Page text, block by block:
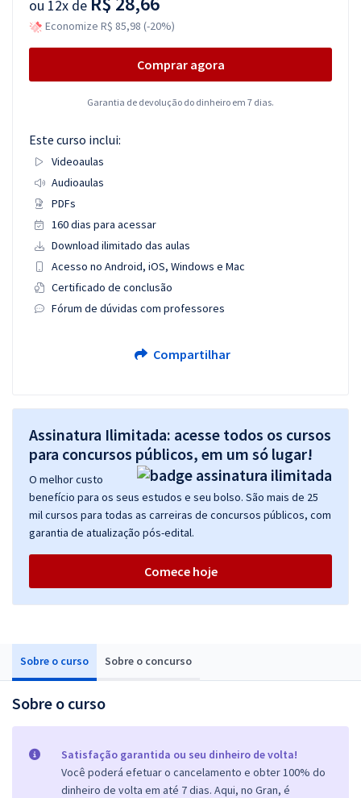
Sobre o curso Sobre o concurso
Sobre o curso
Satisfação garantida ou seu dinheiro de volta!
Você poderá efetuar o cancelamento e obter 100% do
dinheiro de volta em até 7 dias. Aqui, no Gran, é
ou 12x de
Economize R$ 85,98 (-20%)
Comprar agora
Garantia de devolução do dinheiro em 7 dias.
Este curso inclui:
Videoaulas
Audioaulas
PDFs
160 dias para acessar
Download ilimitado das aulas
Acesso no Android, iOS, Windows e Mac
Certificado de conclusão
Fórum de dúvidas com professores
Compartilhar
Assinatura Ilimitada: acesse todos os cursos
para concursos públicos, em um só lugar!
O melhor custo
benefício para os seus estudos e seu bolso. São mais de 25
mil cursos para todas as carreiras de concursos públicos, com
garantia de atualização pós-edital.
Comece hoje